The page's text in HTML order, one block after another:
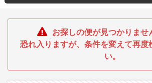
お探しの便が見つかりませ
恐れ入りますが、条件を変えて再度
い。